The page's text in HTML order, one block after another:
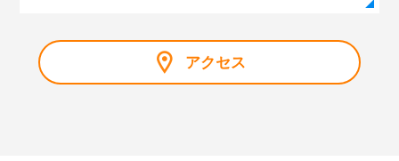
アクセス